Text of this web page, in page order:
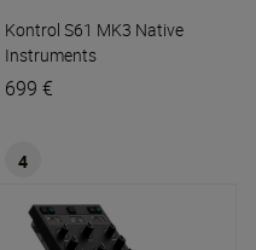
Kontrol S61 MK3 Native
Instruments
699 €
4